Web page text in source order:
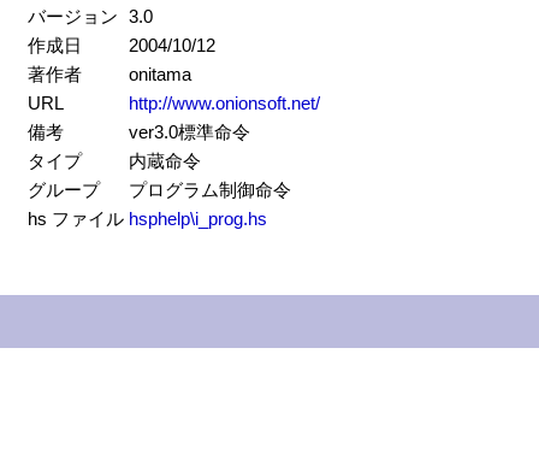
バージョン 3.0
作成日
2004/10/12
著作者
onitama
URL
http://www.onionsoft.net/
備考
ver3.0標準命令
タイプ
内蔵命令
グループ
プログラム制御命令
hs ファイル hsphelp\i_prog.hs